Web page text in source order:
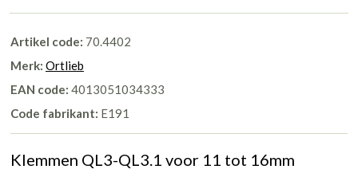
Artikel code: 70.4402
Merk: Ortlieb
EAN code: 4013051034333
Code fabrikant: E191
Klemmen QL3-QL3.1 voor 11 tot 16mm